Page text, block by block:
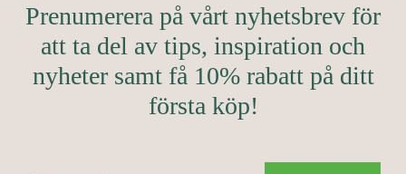
Prenumerera på vårt nyhetsbrev för
att ta del av tips, inspiration och
nyheter samt få 10% rabatt på ditt
första köp!